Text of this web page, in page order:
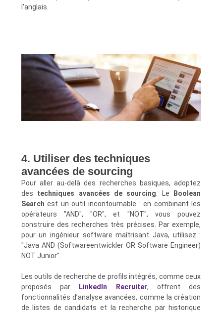
l'anglais.
4. Utiliser des techniques
avancées de sourcing
Pour aller au-delà des recherches basiques, adoptez
des techniques avancées de sourcing. Le
Boolean
Search est un outil incontournable : en combinant les
opérateurs "AND", "OR", et "NOT", vous pouvez
construire des recherches très précises. Par exemple,
pour un ingénieur software maîtrisant Java, utilisez :
"Java AND (Softwareentwickler OR Software Engineer)
NOT Junior".
Les outils de recherche de profils intégrés, comme ceux
proposés par
LinkedIn Recruiter, offrent des
fonctionnalités d’analyse avancées, comme la création
de listes de candidats et la recherche par historique